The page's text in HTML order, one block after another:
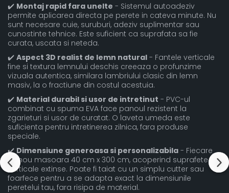
✔️ Montaj rapid fara unelte - Sistemul autoadeziv
permite aplicarea directa pe perete in cateva minute. Nu
sunt necesare cuie, suruburi, adeziv suplimentar sau
cunostinte tehnice. Este suficient ca suprafata sa fie
curata, uscata si neteda.
✔️ Aspect 3D realist de lemn natural - Fantele verticale
fine si textura lemnului deschis creeaza o profunzime
vizuala autentica, similara lambriului clasic din lemn
masiv, la o fractiune din costul acestuia.
✔️ Material durabil si usor de intretinut - PVC-ul
combinat cu spuma EVA face panoul rezistent la
zgarieturi si usor de curatat. O laveta umeda este
suficienta pentru intretinerea zilnica, fara produse
speciale.
✔️ Dimensiune generoasa si personalizabila - Fiecare
panou masoara 40 cm x 300 cm, acoperind suprafete
verticale extinse. Poate fi taiat cu un simplu cutter sau
foarfece pentru a se adapta exact la dimensiunile
peretelui tau, fara risipa de material.